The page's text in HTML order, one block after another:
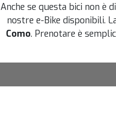
Anche se questa bici non è
nostre e-Bike disponibili.
Como. Prenotare è